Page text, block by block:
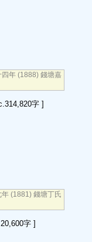
年 (1888) 錢塘嘉
字 ]
(1881) 錢塘丁氏
字 ]